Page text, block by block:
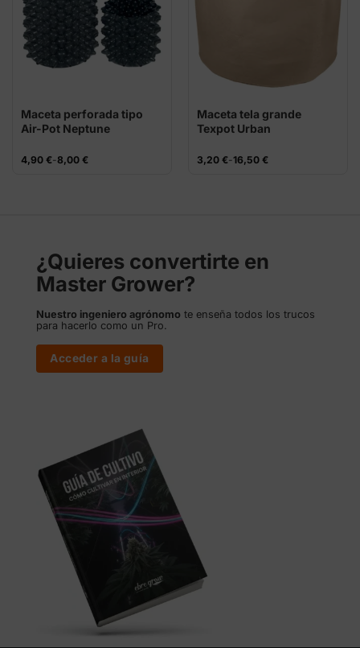
Maceta perforada tipo
Air-Pot Neptune
(10L/15L/25L)
4,90 €-8,00 €
Rango
de
Maceta tela grande
Texpot Urban
3,20 €-16,50 €
Rango
de
¿Quieres convertirte en
Master Grower?
Nuestro ingeniero agrónomo te enseña todos los trucos
para hacerlo como un Pro.
Acceder a la guía